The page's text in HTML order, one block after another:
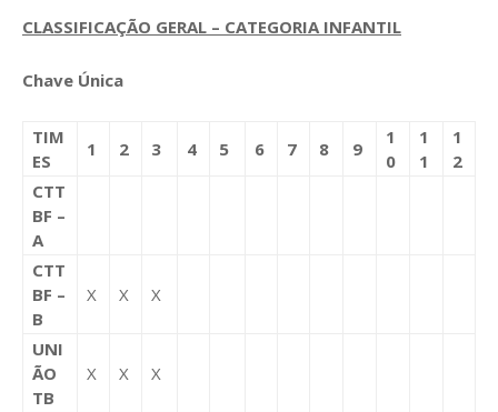
CLASSIFICAÇÃO GERAL – CATEGORIA INFANTIL
Chave Única
TIM
ES
1 2 3 4 5 6 7 8 9
1
0
1
1
1
2
CTT
BF –
A
CTT
BF –
B
X X X
UNI
ÃO
TB
X X X